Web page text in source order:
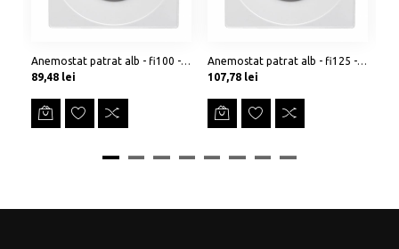
Anemostat patrat alb - fi100 - Modern
Preț
89,48 lei
Anemostat patrat alb - fi125 - Modern
Preț
107,78 lei